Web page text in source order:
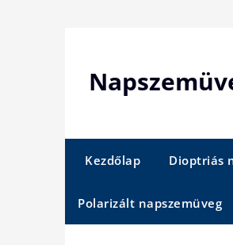
Kezdőlap Dioptriás
Polarizált napszemüveg